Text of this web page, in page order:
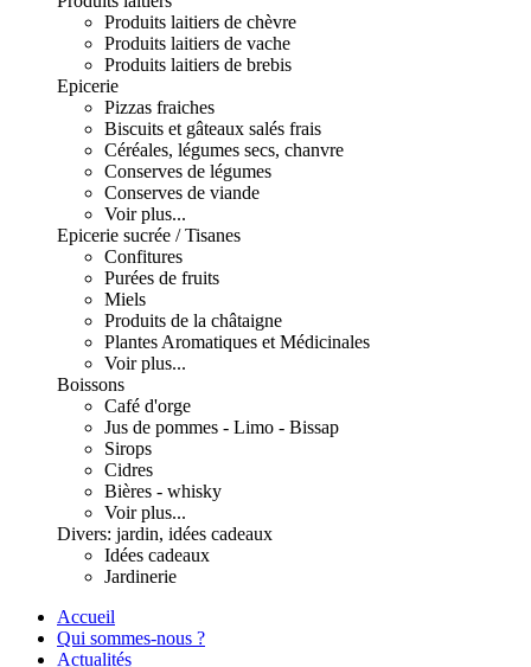
Produits laitiers de chèvre
Produits laitiers de vache
Produits laitiers de brebis
Epicerie
Pizzas fraiches
Biscuits et gâteaux salés frais
Céréales, légumes secs, chanvre
Conserves de légumes
Conserves de viande
Voir plus...
Epicerie sucrée / Tisanes
Confitures
Purées de fruits
Miels
Produits de la châtaigne
Plantes Aromatiques et Médicinales
Voir plus...
Boissons
Café d'orge
Jus de pommes - Limo - Bissap
Sirops
Cidres
Bières - whisky
Voir plus...
Divers: jardin, idées cadeaux
Idées cadeaux
Jardinerie
Accueil
Qui sommes-nous ?
Actualités